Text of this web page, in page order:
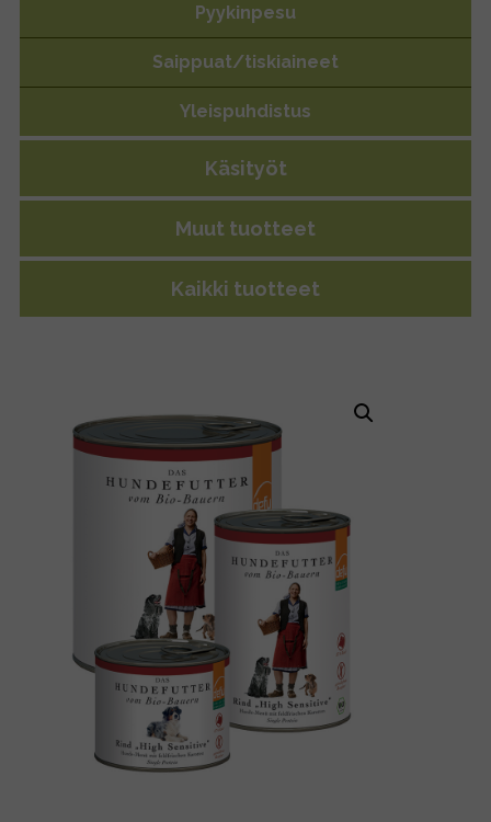
Pyykinpesu
Saippuat/tiskiaineet
Yleispuhdistus
Käsityöt
Muut tuotteet
Kaikki tuotteet